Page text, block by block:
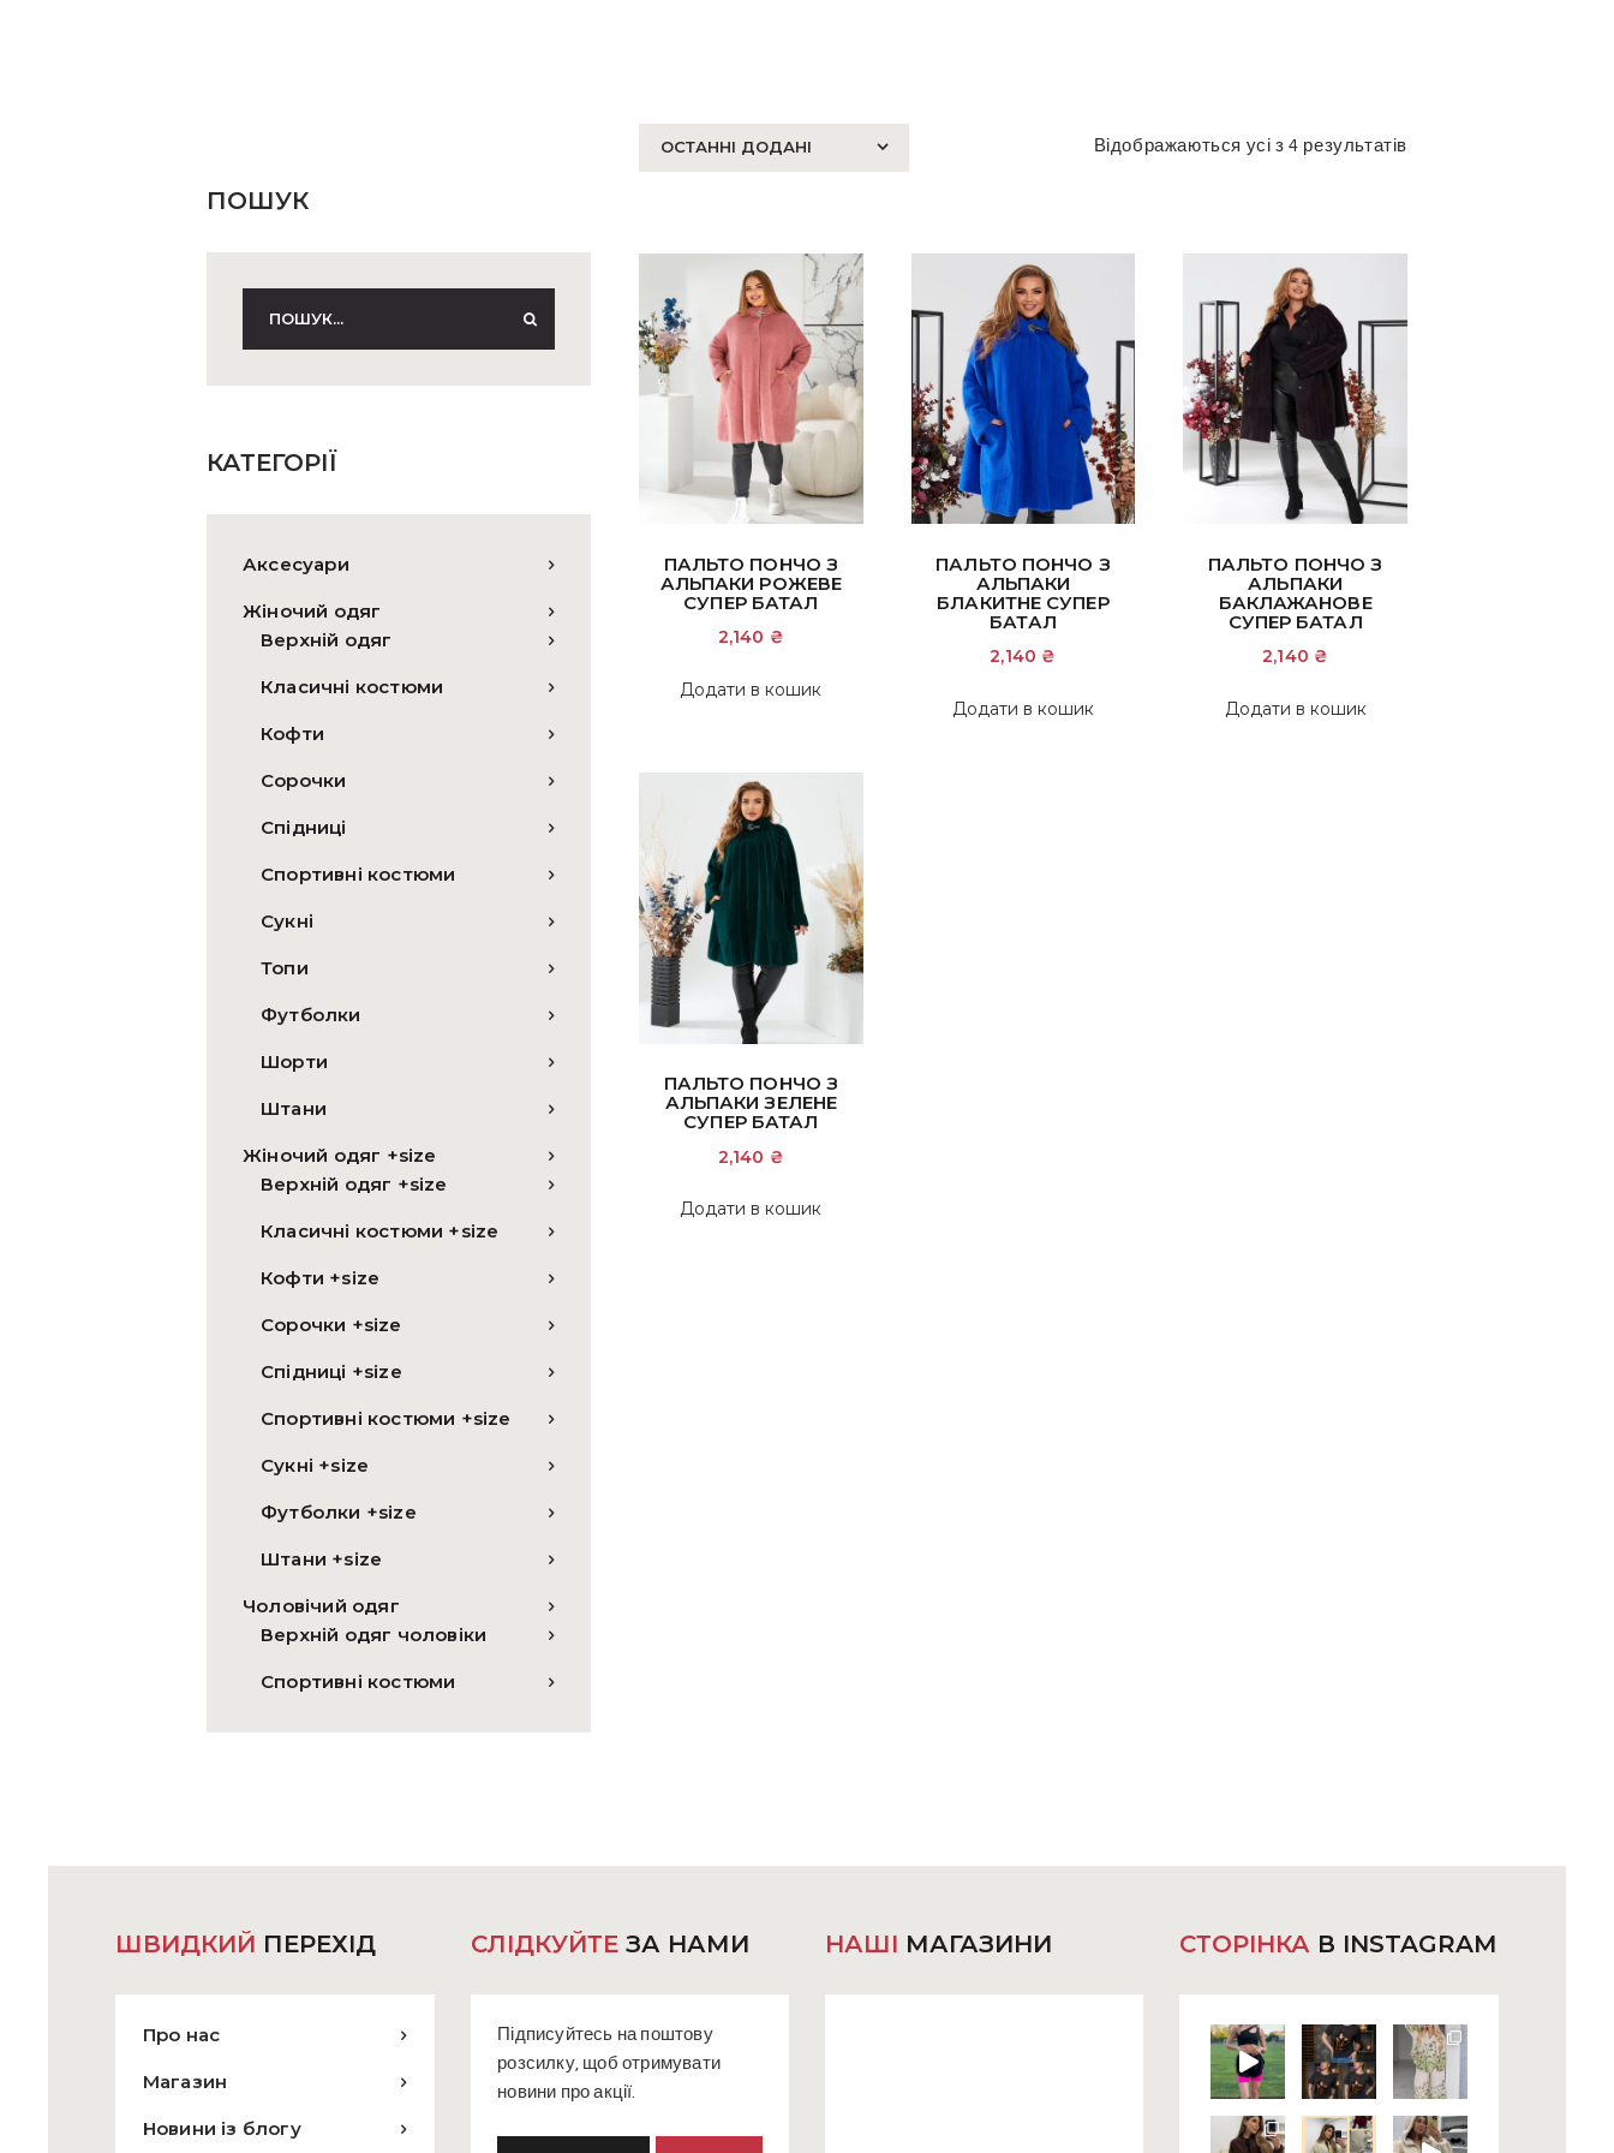
Відображаються усі з 4 результатів
ПАЛЬТО ПОНЧО З
АЛЬПАКИ РОЖЕВЕ
СУПЕР БАТАЛ
2,140 ₴
Додати в кошик
ПАЛЬТО ПОНЧО З
АЛЬПАКИ
БЛАКИТНЕ СУПЕР
БАТАЛ
2,140 ₴
Додати в кошик
ПАЛЬТО ПОНЧО З
АЛЬПАКИ
БАКЛАЖАНОВЕ
СУПЕР БАТАЛ
2,140 ₴
Додати в кошик
ПАЛЬТО ПОНЧО З
АЛЬПАКИ ЗЕЛЕНЕ
СУПЕР БАТАЛ
2,140 ₴
Додати в кошик
ПОШУК
КАТЕГОРІЇ
Аксесуари
Жіночий одяг
Верхній одяг
Класичні костюми
Кофти
Сорочки
Спідниці
Спортивні костюми
Сукні
Топи
Футболки
Шорти
Штани
Жіночий одяг +size
Верхній одяг +size
Класичні костюми +size
Кофти +size
Сорочки +size
Спідниці +size
Спортивні костюми +size
Сукні +size
Футболки +size
Штани +size
Чоловічий одяг
Верхній одяг чоловіки
Спортивні костюми
ШВИДКИЙ ПЕРЕХІД
Про нас
Магазин
Новини із блогу
СЛІДКУЙТЕЗА НАМИ
Підписуйтесь на поштову
розсилку, щоб отримувати
новини про акції.
НАШІ МАГАЗИНИ СТОРІНКА В INSTAGRAM